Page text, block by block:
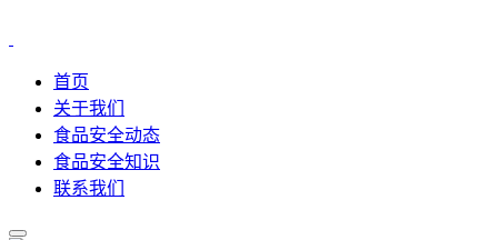
首页
关于我们
食品安全动态
食品安全知识
联系我们